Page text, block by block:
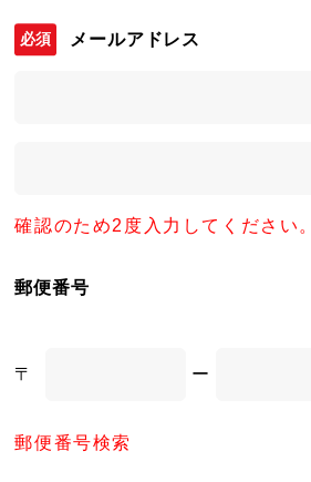
メールアドレス
確認のため2度入力してください。
郵便番号
〒 ー
郵便番号検索